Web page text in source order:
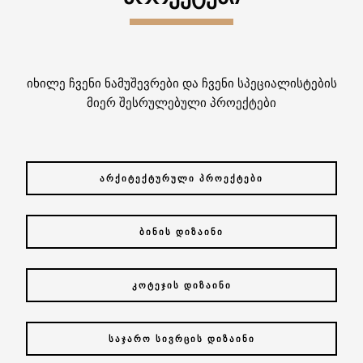
იხილე ჩვენი ნამუშევრები და ჩვენი სპეციალისტების
მიერ შესრულებული პროექტები
ᲐᲠᲥᲘᲢᲔᲥᲢᲣᲠᲣᲚᲘ ᲞᲠᲝᲔᲥᲢᲔᲑᲘ
ᲑᲘᲜᲘᲡ ᲓᲘᲖᲐᲘᲜᲘ
ᲙᲝᲢᲔᲯᲘᲡ ᲓᲘᲖᲐᲘᲜᲘ
ᲡᲐᲯᲐᲠᲝ ᲡᲘᲕᲠᲪᲘᲡ ᲓᲘᲖᲐᲘᲜᲘ